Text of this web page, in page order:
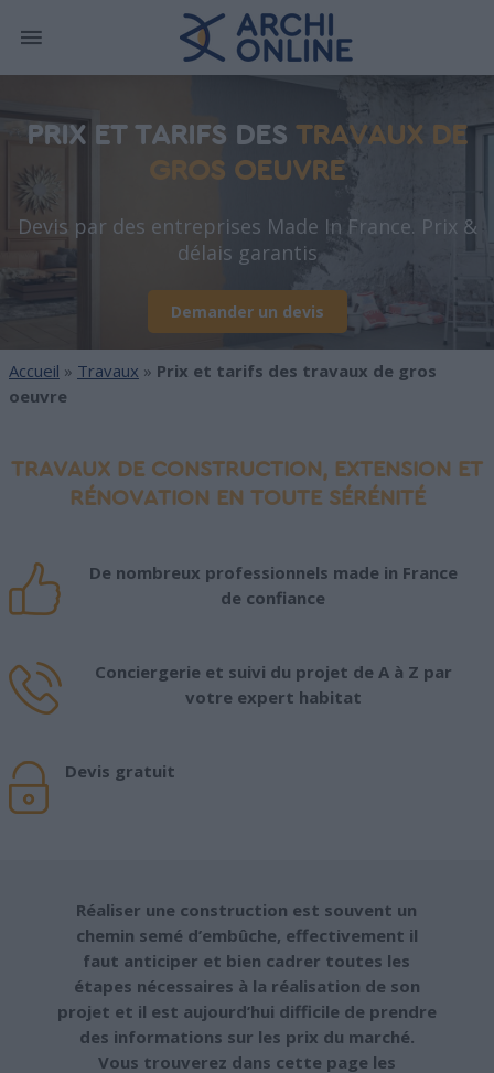
PRIX ET TARIFS DES TRAVAUX DE
GROS OEUVRE
Devis par des entreprises Made In France. Prix &
délais garantis
Demander un devis
Accueil » Travaux » Prix et tarifs des travaux de gros
oeuvre
TRAVAUX DE CONSTRUCTION, EXTENSION ET
RÉNOVATION EN TOUTE SÉRÉNITÉ
De nombreux professionnels made in France
de confiance
Conciergerie et suivi du projet de A à Z par
votre expert habitat
Devis gratuit
Réaliser une construction est souvent un
chemin semé d’embûche, effectivement il
faut anticiper et bien cadrer toutes les
étapes nécessaires à la réalisation de son
projet et il est aujourd’hui difficile de prendre
des informations sur les prix du marché.
Vous trouverez dans cette page les